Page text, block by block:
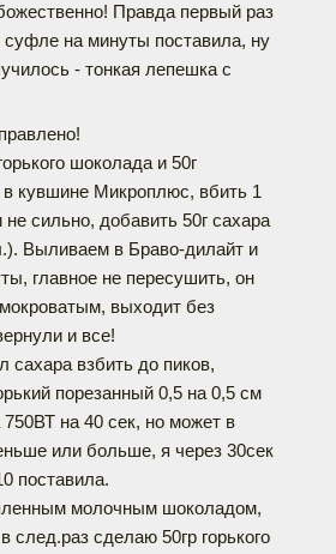
Правда первый раз
суфле на минуты поставила, ну
- тонкая лепешка с
шоколада и 50г
в кувшине Микроплюс, вбить 1
сильно, добавить 50г сахара
Выливаем в Браво-дилайт и
главное не пересушить, он
выходит без
и все!
сахара взбить до пиков,
порезанный 0,5 на 0,5 см
на 40 сек, но может в
или больше, я через 30сек
поставила.
молочным шоколадом,
след.раз сделаю 50гр горького